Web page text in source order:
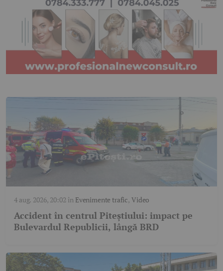
4 aug. 2026, 20:02 în Evenimente trafic,Video
Accident în centrul Piteștiului: impact pe
Bulevardul Republicii, lângă BRD